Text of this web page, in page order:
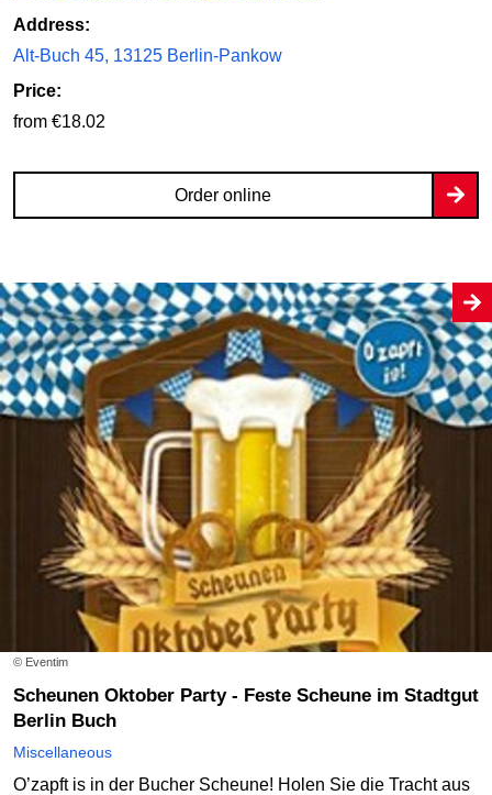
Address:
Alt-Buch 45, 13125 Berlin-Pankow
Price:
from €18.02
Order online
© Eventim
Scheunen Oktober Party - Feste Scheune im Stadtgut
Berlin Buch
Miscellaneous
O’zapft is in der Bucher Scheune! Holen Sie die Tracht aus